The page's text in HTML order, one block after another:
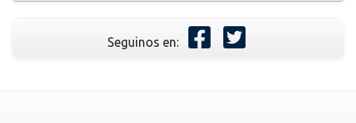
Seguinos en: